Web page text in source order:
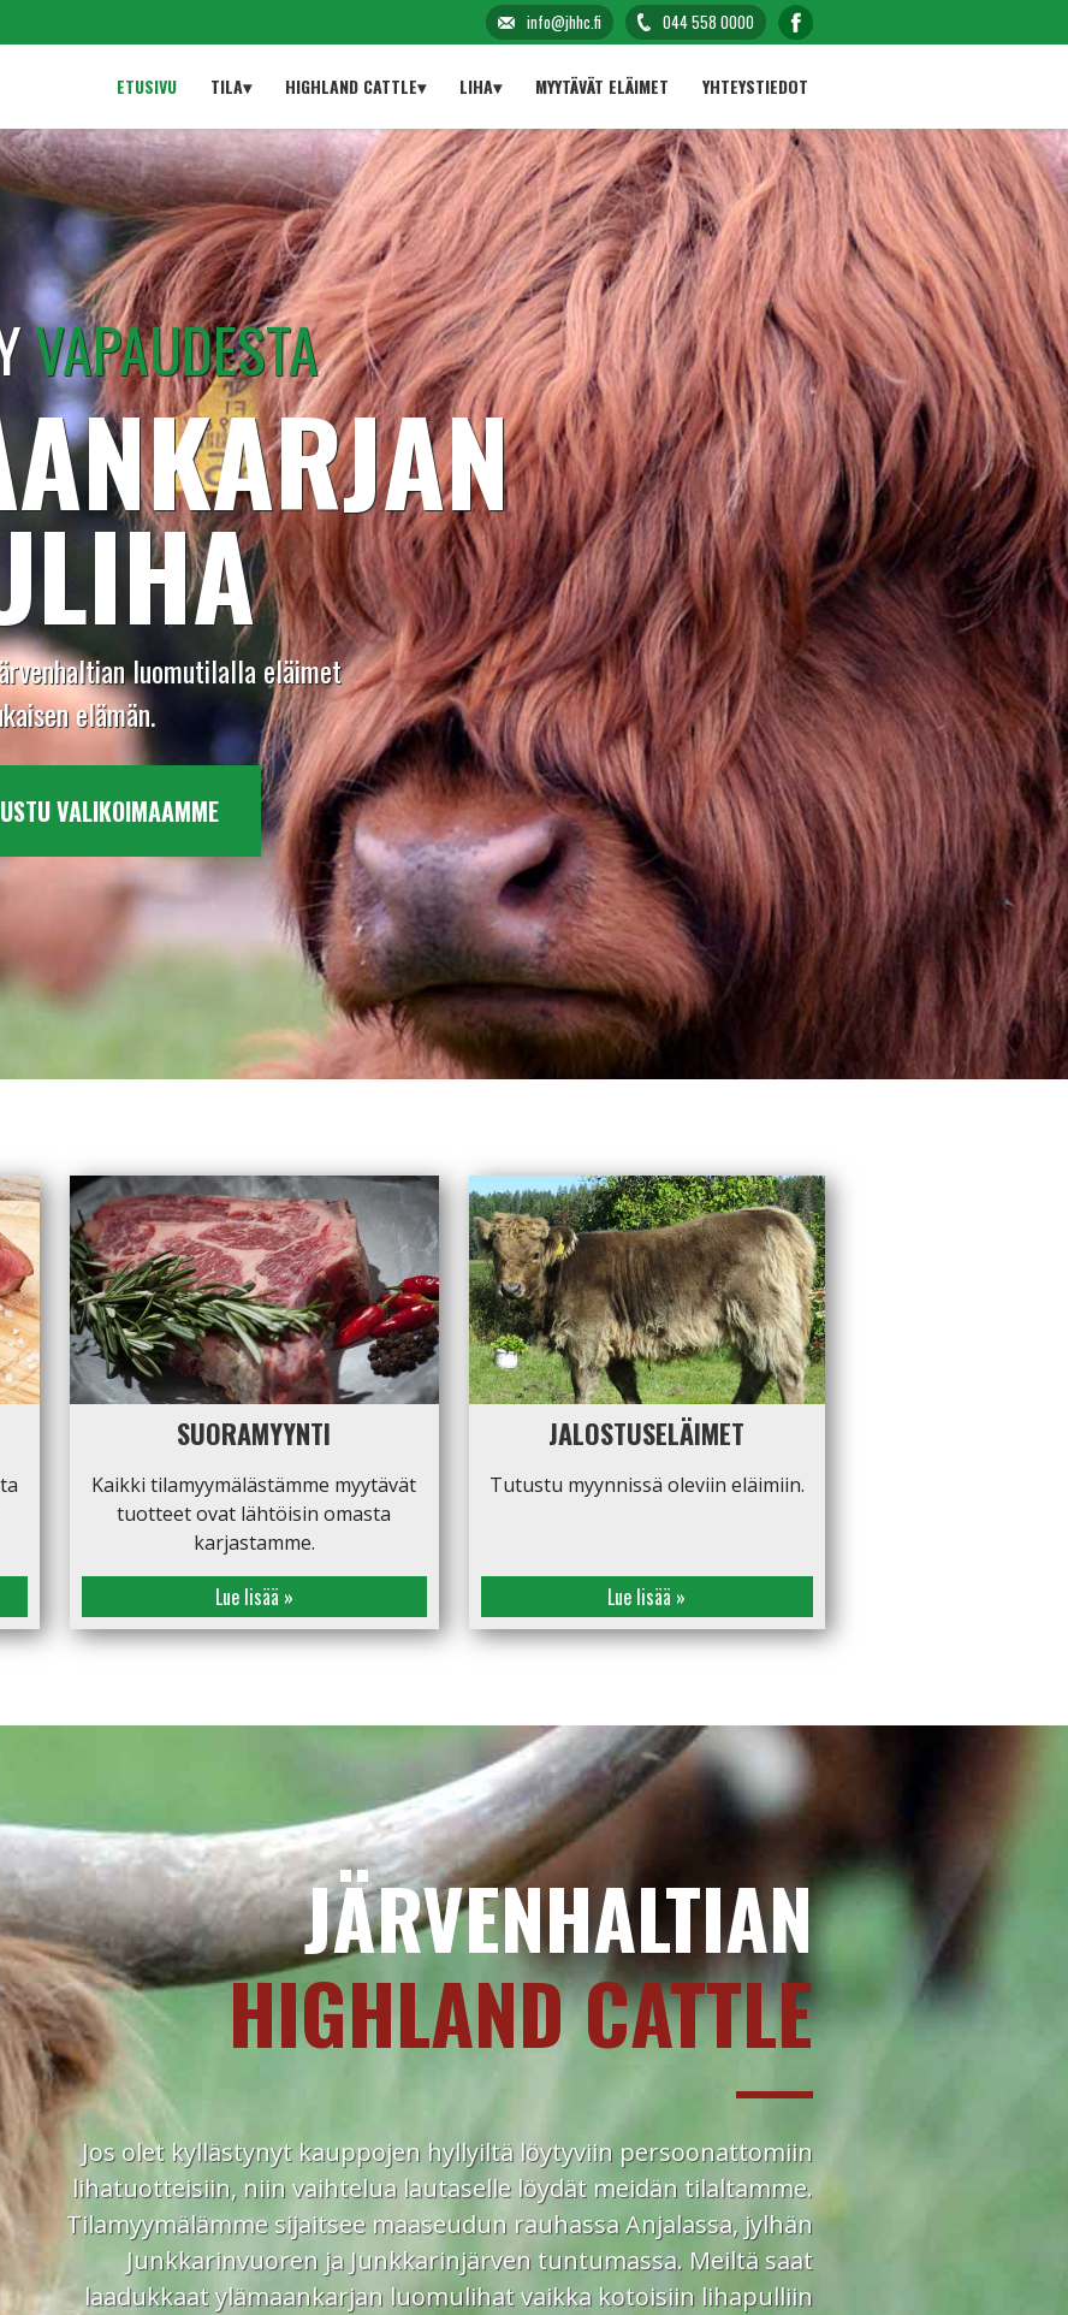
044 558 0000
info@jhhc.fi
ETUSIVU TILA▾ HIGHLAND CATTLE▾ LIHA▾ MYYTÄVÄT ELÄIMET YHTEYSTIEDOT
VAPAUDESTA
luomutilalla eläimet
elämän.
VALIKOIMAAMME
SUORAMYYNTI
Kaikki tilamyymälästämme myytävät
tuotteet ovat lähtöisin omasta
karjastamme.
Lue lisää »
JALOSTUSELÄIMET
Tutustu myynnissä oleviin eläimiin.
Lue lisää »
JÄRVENHALTIAN
HIGHLAND CATTLE
Jos olet kyllästynyt kauppojen hyllyiltä löytyviin persoonattomiin
lihatuotteisiin, niin vaihtelua lautaselle löydät meidän tilaltamme.
Tilamyymälämme sijaitsee maaseudun rauhassa Anjalassa, jylhän
Junkkarinvuoren ja Junkkarinjärven tuntumassa. Meiltä saat
laadukkaat ylämaankarjan luomulihat vaikka kotoisiin lihapulliin